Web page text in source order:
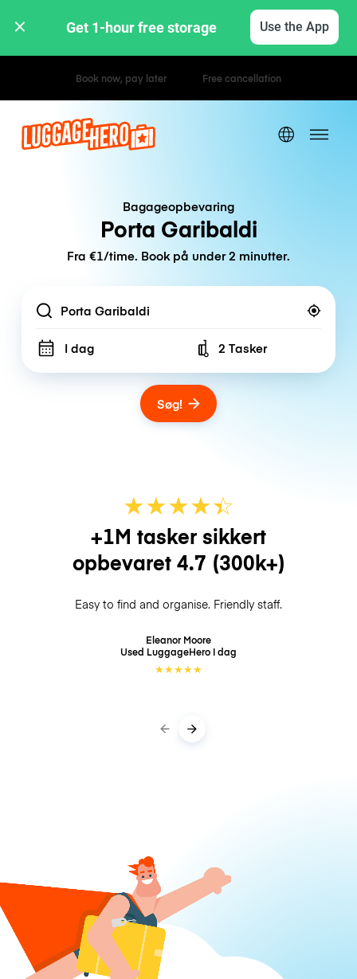
Get 1-hour free storage Use the App
Hourly / Daily Rates
Bagageopbevaring
Porta Garibaldi
Fra €1/time. Book på under 2 minutter.
Location
I dag Number of bags
2 Tasker
Søg!
★★★★☆
★
+1M tasker sikkert
opbevaret 4.7 (300k+)
Easy to find and organise. Friendly staff.
Eleanor Moore
Used LuggageHero I dag
★★★★★